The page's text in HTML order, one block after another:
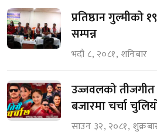
प्रतिष्ठान
सम्पन्न
भदौ ८, २०८१, शनिबार
उज्जवलको तीजगीत
बजारमा चर्चा
साउन ३२, २०८१,